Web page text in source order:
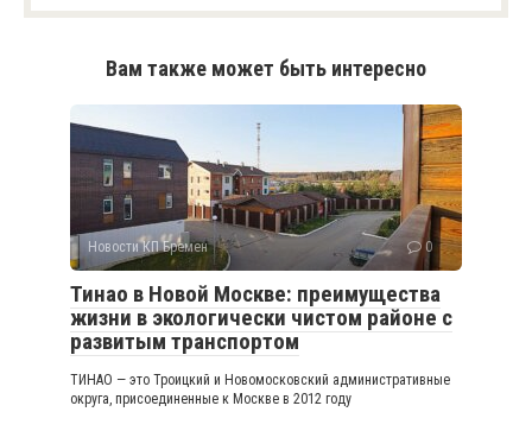
Вам также может быть интересно
Новости КП Бремен 0
Тинао в Новой Москве: преимущества
жизни в экологически чистом районе с
развитым транспортом
ТИНАО — это Троицкий и Новомосковский административные
округа, присоединенные к Москве в 2012 году